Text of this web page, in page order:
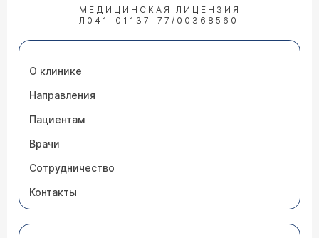
МЕДИЦИНСКАЯ ЛИЦЕНЗИЯ
Л041-01137-77/00368560
О клинике
Направления
Пациентам
Врачи
Сотрудничество
Контакты